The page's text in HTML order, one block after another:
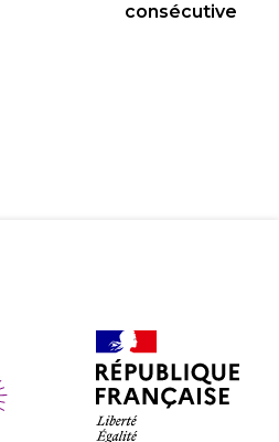
consécutive